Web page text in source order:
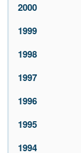
2000
1999
1998
1997
1996
1995
1994